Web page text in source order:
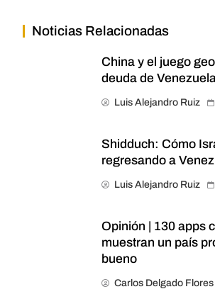
Noticias Relacionadas
China y el juego
deuda de
Luis Alejandro Ruiz
Shidduch: Cómo
regresando a
Luis Alejandro Ruiz
Opinión | 130 apps
muestran un país
bueno
Carlos Delgado Flores